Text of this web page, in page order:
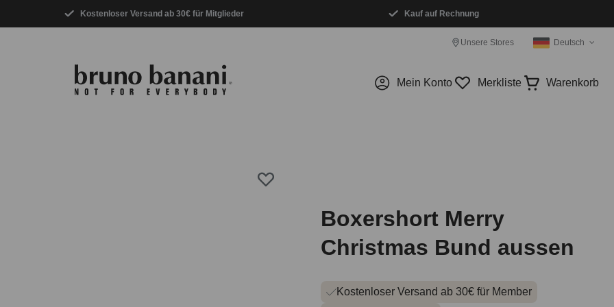
Kostenloser Versand ab 30€ für Mitglieder Kauf auf Rechnung
Unsere Stores Deutsch
Mein Konto Merkliste Warenkorb
Boxershort Merry
Christmas Bund aussen
Kostenloser Versand ab 30€ für Member